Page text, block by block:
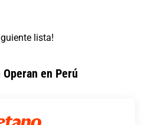
lista!
en Perú